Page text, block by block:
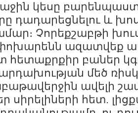
կեսը բարենպաստ
դադարեցնելու և
Չորեքշաբթի
ազատվեք
հետաքրքիր բաներ
մեծ
ավելի
սիրելիների հետ.